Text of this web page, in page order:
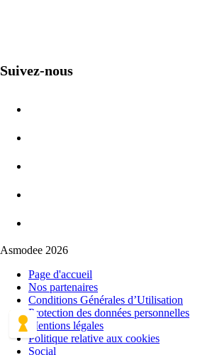
Suivez-nous
Asmodee 2026
Page d'accueil
Nos partenaires
Conditions Générales d’Utilisation
Protection des données personnelles
Mentions légales
Politique relative aux cookies
Social